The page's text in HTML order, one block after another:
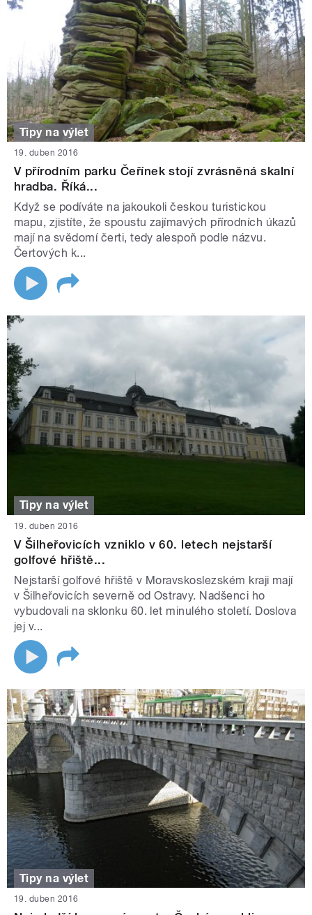
Tipy na výlet
19. duben 2016
V přírodním parku Čeřínek stojí zvrásněná skalní
hradba. Říká...
Když se podíváte na jakoukoli českou turistickou
mapu, zjistíte, že spoustu zajímavých přírodních úkazů
mají na svědomí čerti, tedy alespoň podle názvu.
Čertových k...
Tipy na výlet
19. duben 2016
V Šilheřovicích vzniklo v 60. letech nejstarší
golfové hřiště...
Nejstarší golfové hřiště v Moravskoslezském kraji mají
v Šilheřovicích severně od Ostravy. Nadšenci ho
vybudovali na sklonku 60. let minulého století. Doslova
jej v...
Tipy na výlet
19. duben 2016